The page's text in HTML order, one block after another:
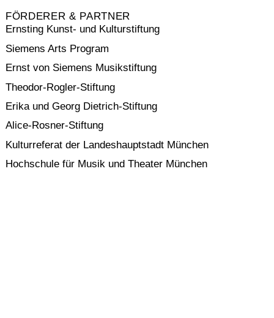
FÖRDERER & PARTNER
Ernsting Kunst- und Kulturstiftung
Siemens Arts Program
Ernst von Siemens Musikstiftung
Theodor-Rogler-Stiftung
Erika und Georg Dietrich-Stiftung
Alice-Rosner-Stiftung
Kulturreferat der Landeshauptstadt München
Hochschule für Musik und Theater München